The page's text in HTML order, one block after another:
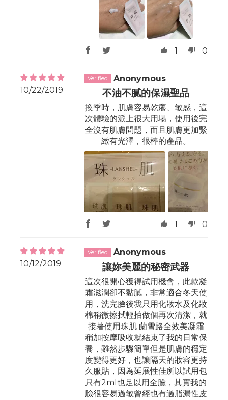
1 0
10/22/2019
Anonymous
不油不膩的保濕聖品
換季時，肌膚容易乾癢、敏感，這
次體驗的派上很大用場，使用後完
全沒有肌膚問題，而且肌膚更加緊
緻有光澤，很棒的產品。
1 0
10/12/2019
Anonymous
讓妳美麗的秘密武器
這次很開心獲得試用機會，此款凝
霜滋潤卻不黏膩，非常適合冬天使
用，洗完臉後我只用化妝水及化妝
棉稍微擦拭輕拍做個再次清潔，就
接著使用珠肌 蘭雪路全效美凝霜
稍加按摩吸收就結束了我的日常保
養，雖然步驟簡單但是肌膚的穩定
度變得更好，也讓隔天的妝容更持
久服貼，因為延展性佳所以試用包
只有2ml也足以用全臉，其實我的
臉很容易過敏曾經也有過脂漏性皮